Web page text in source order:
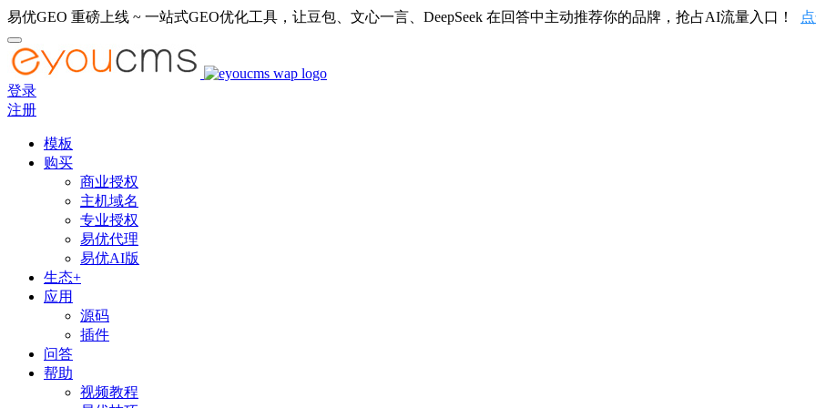
易优GEO 重磅上线 ~ 一站式GEO优化工具，让豆包、文心一言、DeepSeek 在回答中主动推荐你的品牌，抢占AI流量入口！
登录
注册
模板
购买
商业授权
主机域名
专业授权
易优代理
易优AI版
生态+
应用
源码
插件
问答
帮助
视频教程